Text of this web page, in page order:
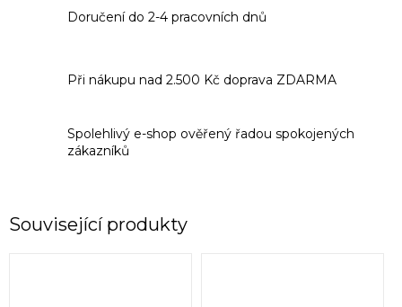
Doručení do 2-4 pracovních dnů
Při nákupu nad 2.500 Kč doprava ZDARMA
Spolehlivý e-shop ověřený řadou spokojených
zákazníků
Související produkty